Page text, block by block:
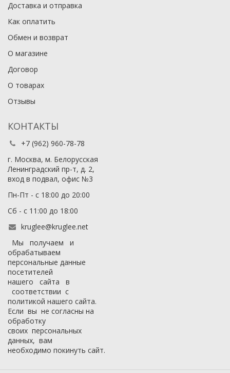
Доставка и отправка
Как оплатить
Обмен и возврат
О магазине
Договор
О товарах
Отзывы
КОНТАКТЫ
+7 (962) 960-78-78
г. Москва, м. Белорусская
Ленинградский пр-т, д. 2,
вход в подвал, офис №3
Пн-Пт - с 18:00 до 20:00
Сб - с 11:00 до 18:00
kruglee@kruglee.net
Мы получаем и
обрабатываем
персональные данные
посетителей
нашего сайта в
соответствии с
политикой нашего сайта.
Если вы не согласны на
обработку
своих персональных
данных, вам
необходимо покинуть сайт.